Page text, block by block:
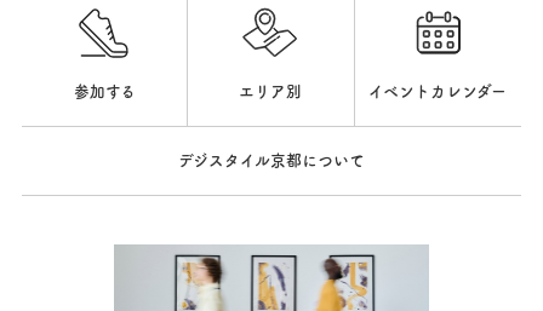
参加する エリア別 イベントカレンダー
デジスタイル京都について